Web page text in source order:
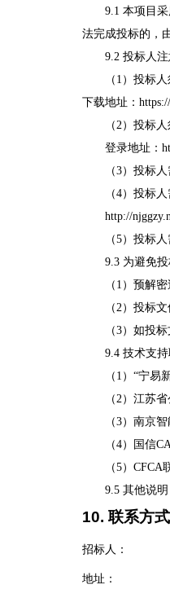
9.1 本项目
法完成投标的，
9.2投标人注
（1）投标
下载地址：
（2）投标
登录地址：
（3）投标
（4）投标
http://
（5）投标
9.3 为避免
（1）预解
（2）投标
（3）如投
9.4 技术支持
（1）“宁易
（2）江苏
（3）南京
（4）国信
（5）CFCA
9.5 其他说
10. 联系方式
招标人：
地址：